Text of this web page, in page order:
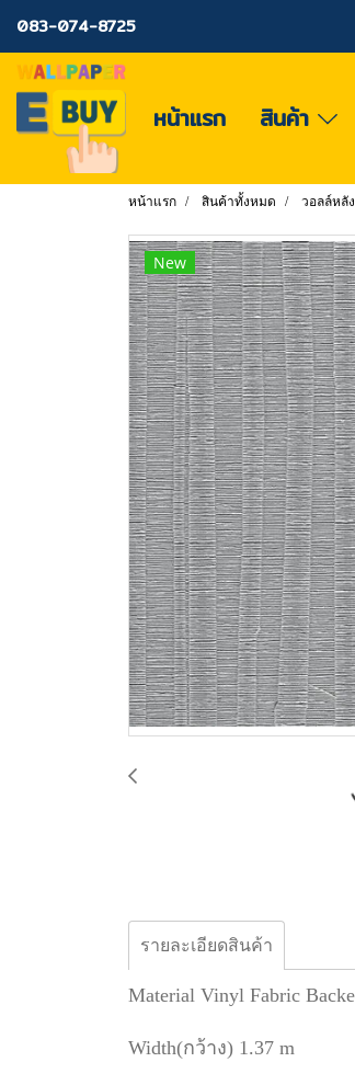
083-074-8725
หน้าแรก สินค้า
หน้าแรก สินค้าทั้งหมด วอลล์หลั
New
รายละเอียดสินค้า
Material Vinyl Fabric
Width(กว้าง) 1.37 m